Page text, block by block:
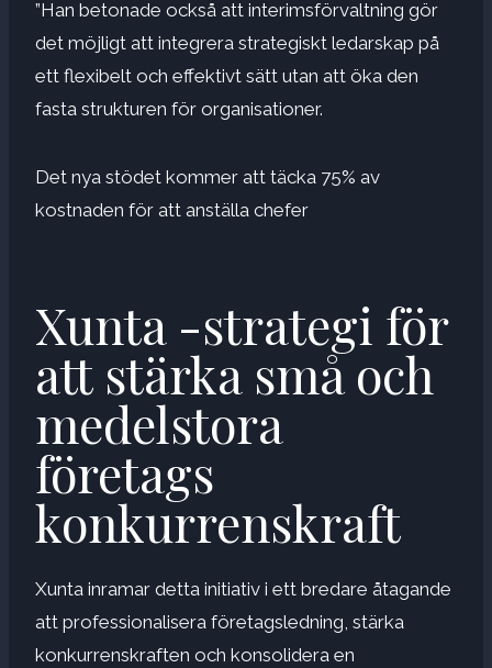
”Han betonade också att interimsförvaltning gör
det möjligt att integrera strategiskt ledarskap på
ett flexibelt och effektivt sätt utan att öka den
fasta strukturen för organisationer.
Det nya stödet kommer att täcka 75% av
kostnaden för att anställa chefer
Xunta -strategi för
att stärka små och
medelstora
företags
konkurrenskraft
Xunta inramar detta initiativ i ett bredare åtagande
att professionalisera företagsledning, stärka
konkurrenskraften och konsolidera en